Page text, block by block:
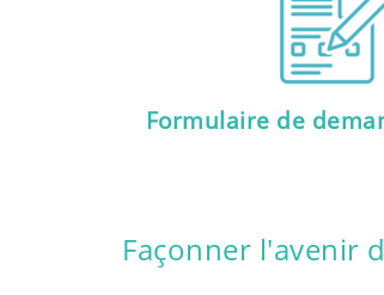
Formulaire de
Façonner l'avenir